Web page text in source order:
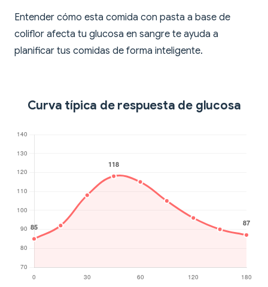
Entender cómo esta comida con pasta a base de
coliflor afecta tu glucosa en sangre te ayuda a
planificar tus comidas de forma inteligente.
Curva típica de respuesta de glucosa